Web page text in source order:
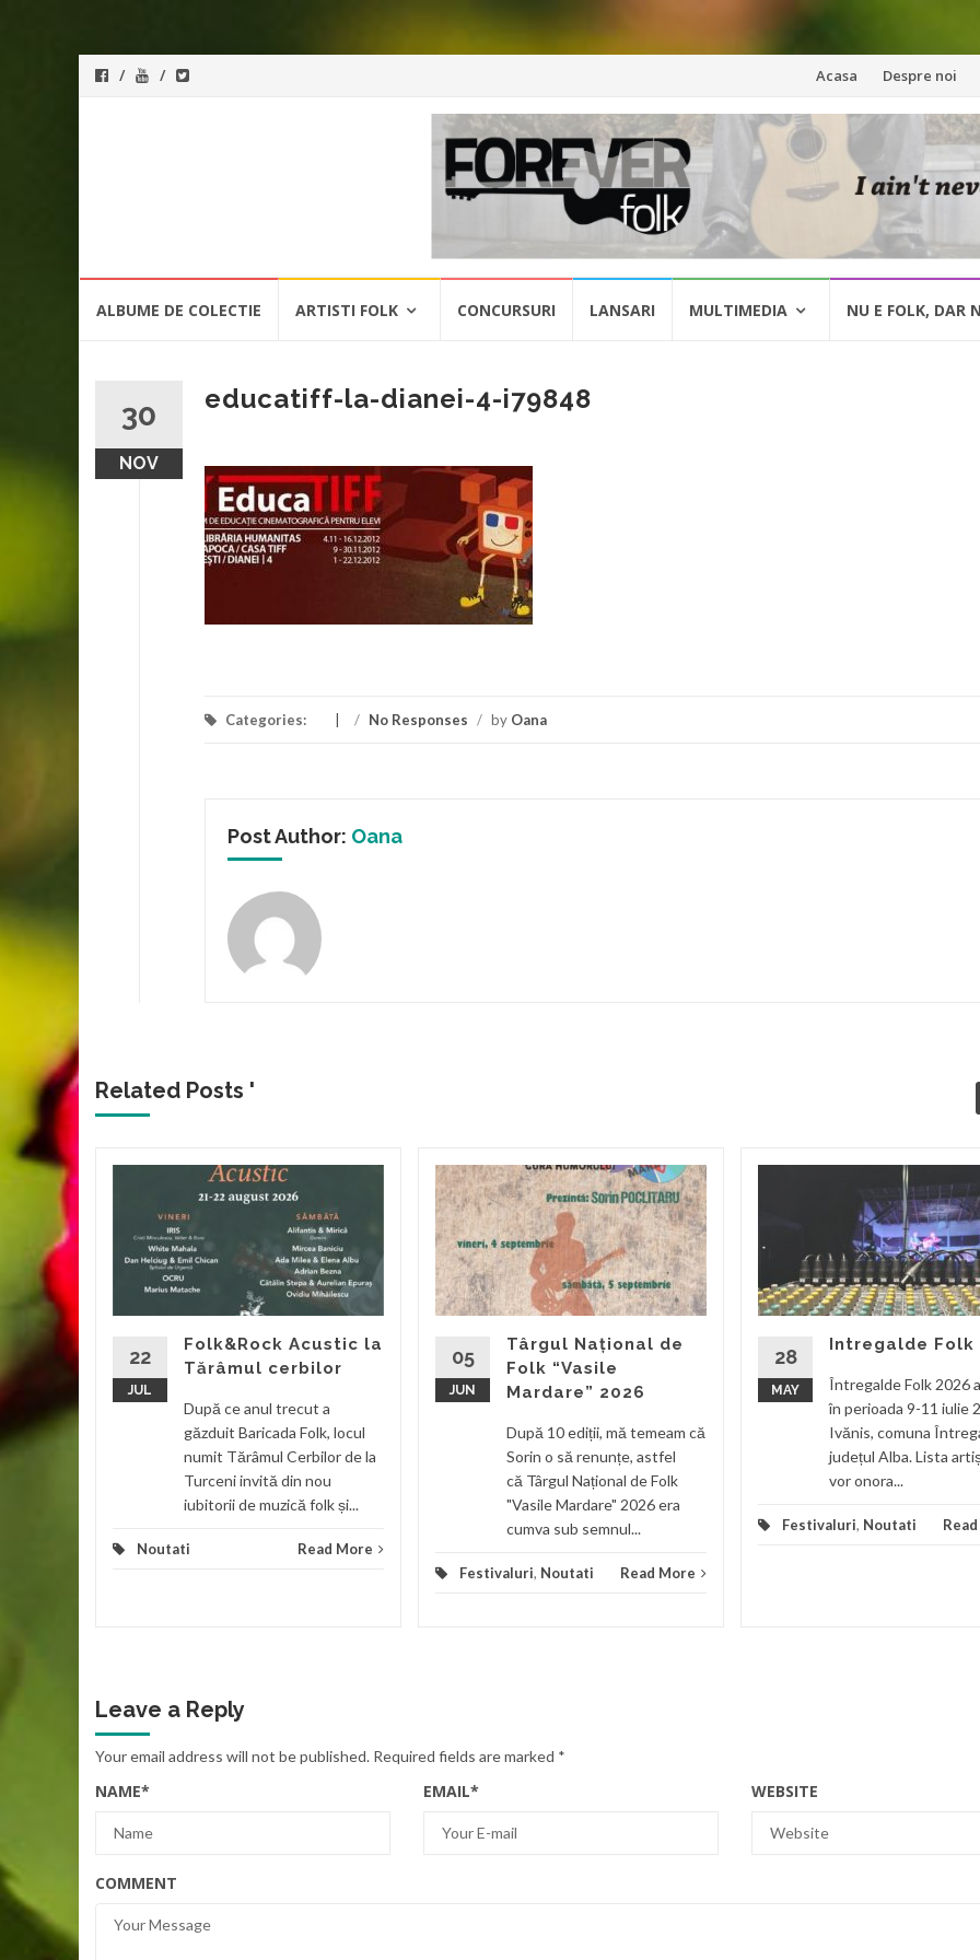
Skip
to
content
Acasa Despre noi
ALBUME DE COLECTIE ARTISTI FOLK CONCURSURI LANSARI MULTIMEDIA NU E FOLK, DAR
30
NOV
educatiff-la-dianei-4-i79848
Categories: / No Responses / by Oana
Post Author: Oana
Related Posts '
Chira
22
JUL
Folk&Rock Acustic la
Tărâmul cerbilor
După ce anul trecut a
găzduit Baricada Folk, locul
numit Tărâmul Cerbilor de la
Turceni invită din nou
iubitorii de muzică folk și...
Noutati Read More
05
JUN
Târgul Național de
Folk “Vasile
Mardare” 2026
După 10 ediții, mă temeam că
Sorin o să renunțe, astfel
că Târgul Național de Folk
"Vasile Mardare" 2026 era
cumva sub semnul...
Festivaluri, Noutati Read More
28
MAY
Intregalde Folk
Întregalde Folk 2026
în perioada 9-11 iulie
Ivănis, comuna
județul Alba. Lista
vor onora...
Festivaluri, Noutati
Leave a Reply
Your email address will not be published. Required fields are marked *
NAME* EMAIL* WEBSITE
COMMENT